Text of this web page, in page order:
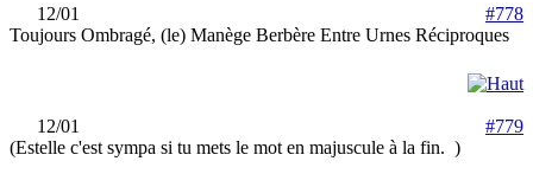
12/01
#778
Toujours Ombragé, (le) Manège Berbère Entre Urnes Réciproques
12/01
#779
(Estelle c'est sympa si tu mets le mot en majuscule à la fin. )